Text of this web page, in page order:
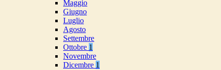
Maggio
Giugno
Luglio
Agosto
Settembre
Ottobre 1
Novembre
Dicembre 1